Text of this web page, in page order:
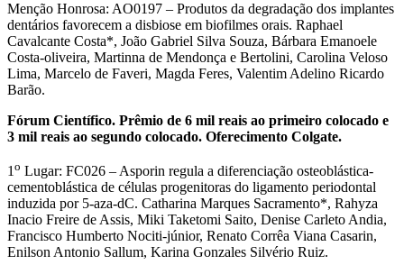
Menção Honrosa: AO0197 – Produtos da degradação dos implantes
dentários favorecem a disbiose em biofilmes orais. Raphael
Cavalcante Costa*, João Gabriel Silva Souza, Bárbara Emanoele
Costa-oliveira, Martinna de Mendonça e Bertolini, Carolina Veloso
Lima, Marcelo de Faveri, Magda Feres, Valentim Adelino Ricardo
Barão.
Fórum Científico. Prêmio de 6 mil reais ao primeiro colocado e
3 mil reais ao segundo colocado. Oferecimento Colgate.
1 o Lugar: FC026 – Asporin regula a diferenciação osteoblástica-
cementoblástica de células progenitoras do ligamento periodontal
induzida por 5-aza-dC. Catharina Marques Sacramento*, Rahyza
Inacio Freire de Assis, Miki Taketomi Saito, Denise Carleto Andia,
Francisco Humberto Nociti-júnior, Renato Corrêa Viana Casarin,
Enilson Antonio Sallum, Karina Gonzales Silvério Ruiz.